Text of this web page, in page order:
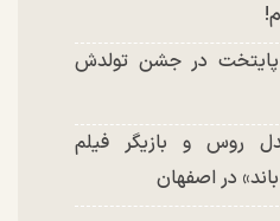
در جشن تولدش
روس و بازیگر فیلم
در اصفهان